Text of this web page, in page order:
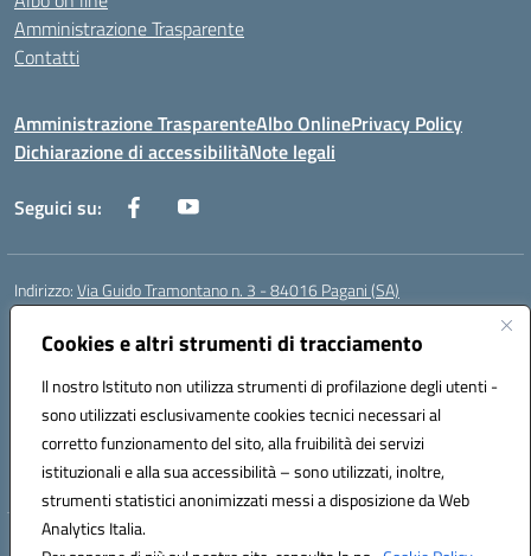
Cookies e altri strumenti di tracciamento
Il nostro Istituto non utilizza strumenti di profilazione degli utenti -
sono utilizzati esclusivamente cookies tecnici necessari al
corretto funzionamento del sito, alla fruibilità dei servizi
istituzionali e alla sua accessibilità – sono utilizzati, inoltre,
strumenti statistici anonimizzati messi a disposizione da Web
Analytics Italia.
Amministrazione Trasparente
Contatti
Amministrazione TrasparenteAlbo OnlinePrivacy Policy
Dichiarazione di accessibilitàNote legali
Seguici su:
Indirizzo:Via Guido Tramontano n. 3 - 84016 Pagani (SA)
Centralino:
Posta elettronica certificata (PEC):saps08000t@pec.istruzione.it
Codice fiscale: 80022400651
Codice meccanografico:SAPS08000T
Codice Indice delle Pubbliche Amministrazioni (IPA): istsc_saps08000t
Codice unico di fatturazione (CUF): UFC29W
Hosting & Powered by 3D Solution S.r.l.